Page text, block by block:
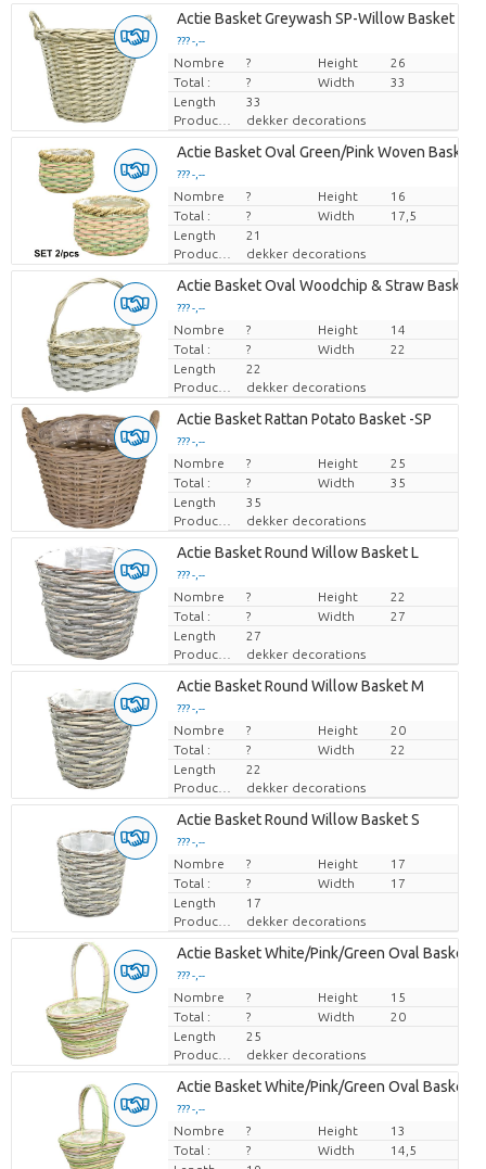
Actie Basket Greywash SP-Willow Basket XL
??? -,--
Prix par pièce
Nombre ? Height
26
Total :
? Width
33
Length
33
Producteur
dekker decorations
Actie Basket Oval Green/Pink Woven Basket
??? -,--
Prix par pièce
Nombre ? Height
16
Total :
? Width
17,5
Length
21
Producteur
dekker decorations
Actie Basket Oval Woodchip & Straw Basket
??? -,--
Prix par pièce
Nombre ? Height
14
Total :
? Width
22
Length
22
Producteur
dekker decorations
Actie Basket Rattan Potato Basket -SP
??? -,--
Prix par pièce
Nombre ? Height
25
Total :
? Width
35
Length
35
Producteur
dekker decorations
Actie Basket Round Willow Basket L
??? -,--
Prix par pièce
Nombre ? Height
22
Total :
? Width
27
Length
27
Producteur
dekker decorations
Actie Basket Round Willow Basket M
??? -,--
Prix par pièce
Nombre ? Height
20
Total :
? Width
22
Length
22
Producteur
dekker decorations
Actie Basket Round Willow Basket S
??? -,--
Prix par pièce
Nombre ? Height
17
Total :
? Width
17
Length
17
Producteur
dekker decorations
Actie Basket White/Pink/Green Oval Basket
??? -,--
Prix par pièce
Nombre ? Height
15
Total :
? Width
20
Length
25
Producteur
dekker decorations
Actie Basket White/Pink/Green Oval Basket
??? -,--
Prix par pièce
Nombre ? Height
13
Total :
? Width
14,5